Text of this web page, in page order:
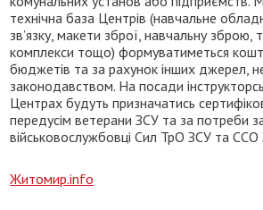
технічна база Центрів (навчальне
зв’язку, макети зброї, навчальну зброю,
комплекси тощо) формуватиметься
бюджетів та за рахунок інших джерел,
законодавством. На посади
Центрах будуть призначатись
передусім ветерани ЗСУ та за потреби
військовослужбовці Сил ТрО ЗСУ та ССО
Житомир.info